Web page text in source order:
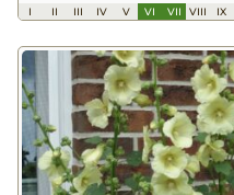
I II III IV V VI VII VIII IX